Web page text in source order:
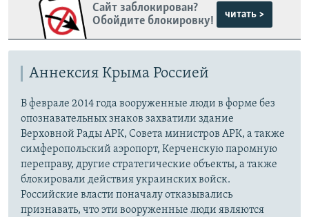
Сайт заблокирован?
Обойдите блокировку!
читать >
Аннексия Крыма Россией
В феврале 2014 года вооруженные люди в форме без
опознавательных знаков захватили здание
Верховной Рады АРК, Совета министров АРК, а также
симферопольский аэропорт, Керченскую паромную
переправу, другие стратегические объекты, а также
блокировали действия украинских войск.
Российские власти поначалу отказывались
признавать, что эти вооруженные люди являются